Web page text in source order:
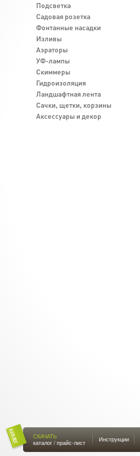
Подсветка
Садовая розетка
Фонтанные насадки
Изливы
Аэраторы
УФ-лампы
Скиммеры
Гидроизоляция
Ландшафтная лента
Cачки, щетки, корзины
Аксессуары и декор
СКАЧАТЬ
каталог / прайс-лист
Инструкции